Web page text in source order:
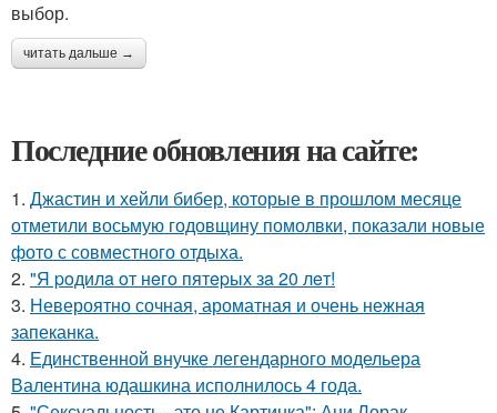
выбор.
читать дальше →
Последние обновления на сайте:
1. Джастин и хейли бибер, которые в прошлом месяце
отметили восьмую годовщину помолвки, показали новые
фото с совместного отдыха.
2. "Я poдилa oт нeгo пятepых зa 20 лeт!
3. Невероятно сочная, ароматная и очень нежная
запеканка.
4. Единственной внучке легендарного модельера
Валентина юдашкина исполнилось 4 года.